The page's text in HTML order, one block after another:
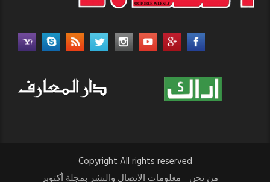
Copyright All rights reserved
من نحن
معلومات الاتصال والنشر بمجلة أكتوبر